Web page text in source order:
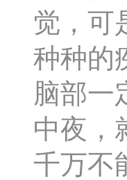
觉，可
种种的
脑部一
中夜，
千万不